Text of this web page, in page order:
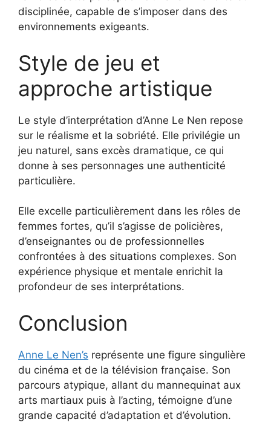
disciplinée, capable de s’imposer dans des
environnements exigeants.
Style de jeu et
approche artistique
Le style d’interprétation d’Anne Le Nen repose
sur le réalisme et la sobriété. Elle privilégie un
jeu naturel, sans excès dramatique, ce qui
donne à ses personnages une authenticité
particulière.
Elle excelle particulièrement dans les rôles de
femmes fortes, qu’il s’agisse de policières,
d’enseignantes ou de professionnelles
confrontées à des situations complexes. Son
expérience physique et mentale enrichit la
profondeur de ses interprétations.
Conclusion
Anne Le Nen’s représente une figure singulière
du cinéma et de la télévision française. Son
parcours atypique, allant du mannequinat aux
arts martiaux puis à l’acting, témoigne d’une
grande capacité d’adaptation et d’évolution.